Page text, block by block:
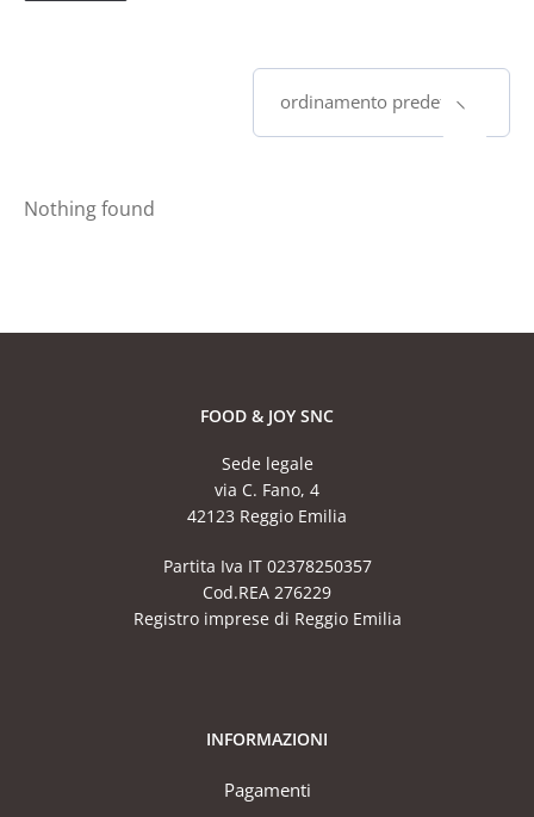
ordinamento predefinito
Nothing found
FOOD & JOY SNC
Sede legale
via C. Fano, 4
42123 Reggio Emilia
Partita Iva IT 02378250357
Cod.REA 276229
Registro imprese di Reggio Emilia
INFORMAZIONI
Pagamenti